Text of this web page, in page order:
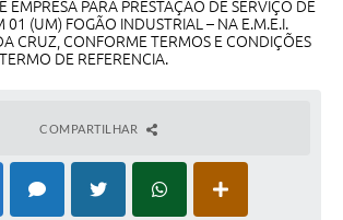
EMPRESA PARA PRESTAÇÃO DE SERVIÇO DE
01 (UM) FOGÃO INDUSTRIAL – NA E.M.E.I.
CRUZ, CONFORME TERMOS E CONDIÇÕES
DE REFERENCIA.
COMPARTILHAR